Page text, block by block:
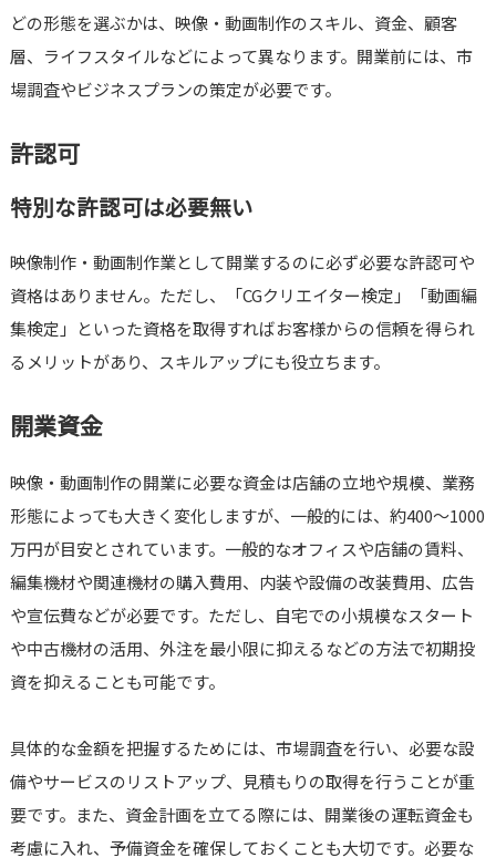
どの形態を選ぶかは、映像・動画制作のスキル、資金、顧客
層、ライフスタイルなどによって異なります。開業前には、市
場調査やビジネスプランの策定が必要です。
許認可
特別な許認可は必要無い
映像制作・動画制作業として開業するのに必ず必要な許認可や
資格はありません。ただし、「CGクリエイター検定」「動画編
集検定」といった資格を取得すればお客様からの信頼を得られ
るメリットがあり、スキルアップにも役立ちます。
開業資金
映像・動画制作の開業に必要な資金は店舗の立地や規模、業務
形態によっても大きく変化しますが、一般的には、約400～1000
万円が目安とされています。一般的なオフィスや店舗の賃料、
編集機材や関連機材の購入費用、内装や設備の改装費用、広告
や宣伝費などが必要です。ただし、自宅での小規模なスタート
や中古機材の活用、外注を最小限に抑えるなどの方法で初期投
資を抑えることも可能です。
具体的な金額を把握するためには、市場調査を行い、必要な設
備やサービスのリストアップ、見積もりの取得を行うことが重
要です。また、資金計画を立てる際には、開業後の運転資金も
考慮に入れ、予備資金を確保しておくことも大切です。必要な